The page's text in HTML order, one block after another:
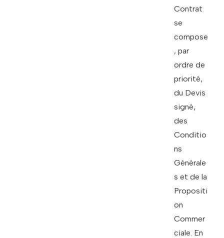
Contrat
se
compose
, par
ordre de
priorité,
du Devis
signé,
des
Conditio
ns
Générale
s et de la
Propositi
on
Commer
ciale. En